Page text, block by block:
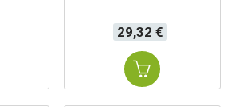
Precio
29,32 €